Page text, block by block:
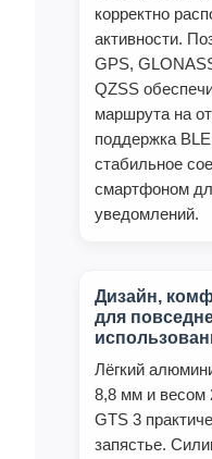
корректно
активности.
GPS,
QZSS
маршрута на
поддержка
стабильное
смартфоном
уведомлений.
Дизайн,
для
Лёгкий
8,8 мм и весом
GTS 3
запястье.